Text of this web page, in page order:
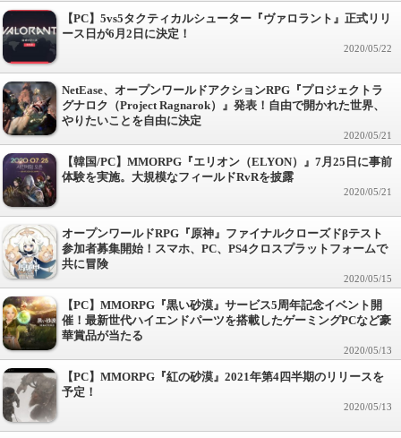
【PC】5vs5タクティカルシューター『ヴァロラント』正式リリ
ース日が6月2日に決定！
2020/05/22
NetEase、オープンワールドアクションRPG『プロジェクトラ
グナロク（Project Ragnarok）』発表！自由で開かれた世界、
やりたいことを自由に決定
2020/05/21
【韓国/PC】MMORPG『エリオン（ELYON）』7月25日に事前
体験を実施。大規模なフィールドRvRを披露
2020/05/21
オープンワールドRPG『原神』ファイナルクローズドβテスト
参加者募集開始！スマホ、PC、PS4クロスプラットフォームで
共に冒険
2020/05/15
【PC】MMORPG『黒い砂漠』サービス5周年記念イベント開
催！最新世代ハイエンドパーツを搭載したゲーミングPCなど豪
華賞品が当たる
2020/05/13
【PC】MMORPG『紅の砂漠』2021年第4四半期のリリースを
予定！
2020/05/13